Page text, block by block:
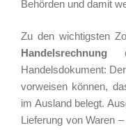
Behörden und damit
Zu den wichtigsten
Handelsrechnung
Handelsdokument:
vorweisen können,
im Ausland belegt.
Lieferung von Waren